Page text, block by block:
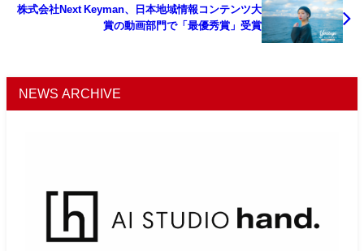
株式会社Next Keyman、日本地域情報コンテンツ大
賞の動画部門で「最優秀賞」受賞
NEWS ARCHIVE